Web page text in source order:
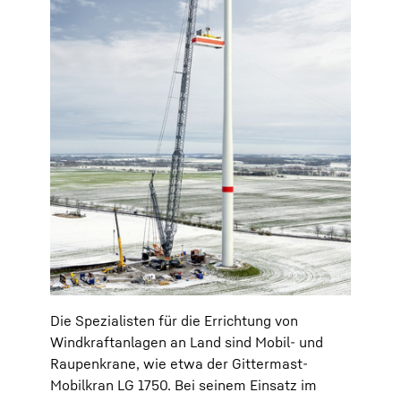
Die Spezialisten für die Errichtung von
Windkraftanlagen an Land sind Mobil- und
Raupenkrane, wie etwa der Gittermast-
Mobilkran LG 1750. Bei seinem Einsatz im